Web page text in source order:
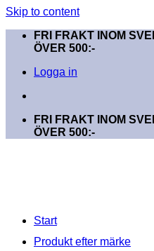
Skip to content
FRI FRAKT INOM
ÖVER 500:-
Logga in
FRI FRAKT INOM
ÖVER 500:-
Start
Produkt efter märke